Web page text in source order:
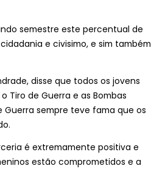
semestre este percentual de
e civisimo, e sim também
disse que todos os jovens
Tiro de Guerra e as Bombas
Guerra sempre teve fama que os
é extremamente positiva e
estão comprometidos e a